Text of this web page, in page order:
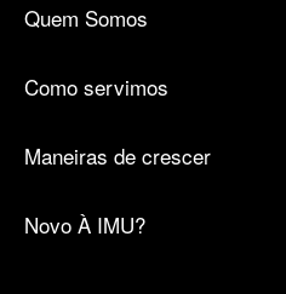
Quem Somos
Como servimos
Maneiras de crescer
Novo À IMU?